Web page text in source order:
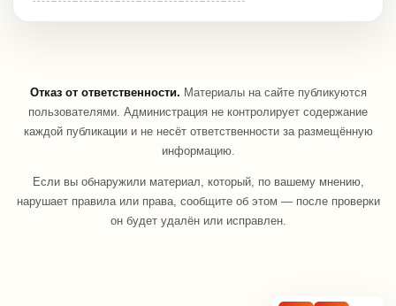
Отказ от ответственности. Материалы на сайте публикуются
пользователями. Администрация не контролирует содержание
каждой публикации и не несёт ответственности за размещённую
информацию.
Если вы обнаружили материал, который, по вашему мнению,
нарушает правила или права, сообщите об этом — после проверки
он будет удалён или исправлен.